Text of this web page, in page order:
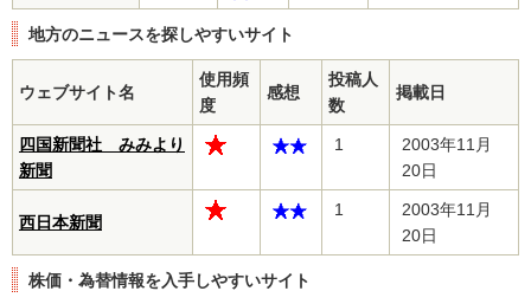
地方のニュースを探しやすいサイト
ウェブサイト名
使用頻
度
感想
投稿人
数
掲載日
四国新聞社 みみより
新聞
1
2003年11月
20日
西日本新聞
1
2003年11月
20日
株価・為替情報を入手しやすいサイト